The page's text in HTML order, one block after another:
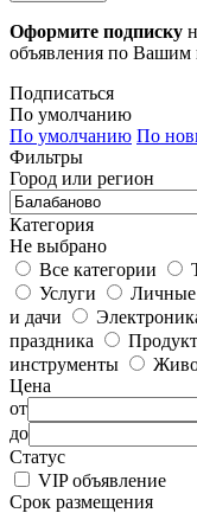
Оформите подписку
объявления по Вашим
Подписаться
По умолчанию
По умолчанию По
Фильтры
Город или регион
Категория
Не выбрано
Все категории
Услуги
и дачи
праздника
инструменты
Цена
от
до
Статус
VIP объявление
Срок размещения